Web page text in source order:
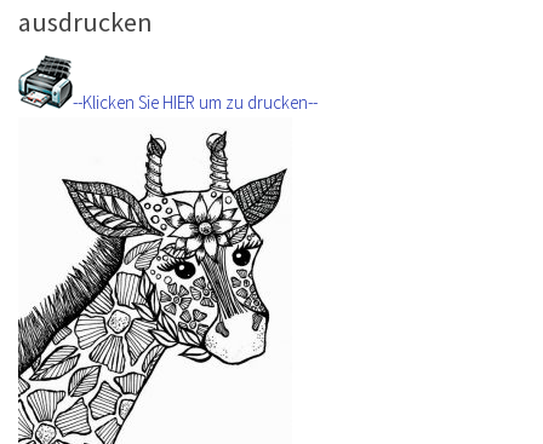
ausdrucken
--Klicken Sie HIER um zu drucken--